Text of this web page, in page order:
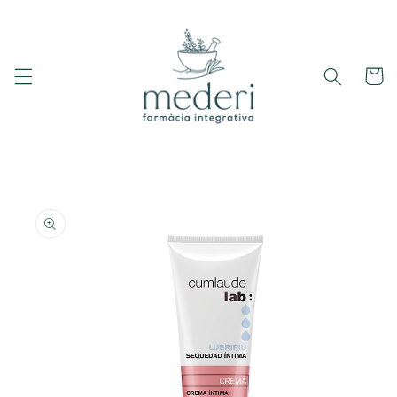
Carrito
a la
información